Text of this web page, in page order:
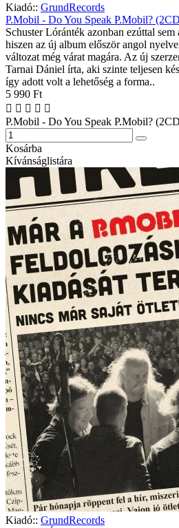
Kiadó:: GrundRecords
P.Mobil - Do You Speak P.Mobil?
Schuster Lóránték azonban ezúttal
hiszen az új album először angol
változat még várat magára. Az új
Tarnai Dániel írta, aki szinte teljesen
így adott volt a lehetőség a forma..
5 990 Ft
P.Mobil - Do You Speak P.Mobil?
Kosárba
Kívánságlistára
Kiadó:: GrundRecords